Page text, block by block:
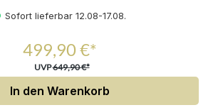
Sofort lieferbar 12.08-17.08.
499,90 €*
UVP649,90 €*
In den Warenkorb